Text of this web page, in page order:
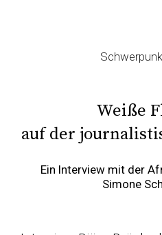
Weiße
auf der
Ein Interview mit der
Simone